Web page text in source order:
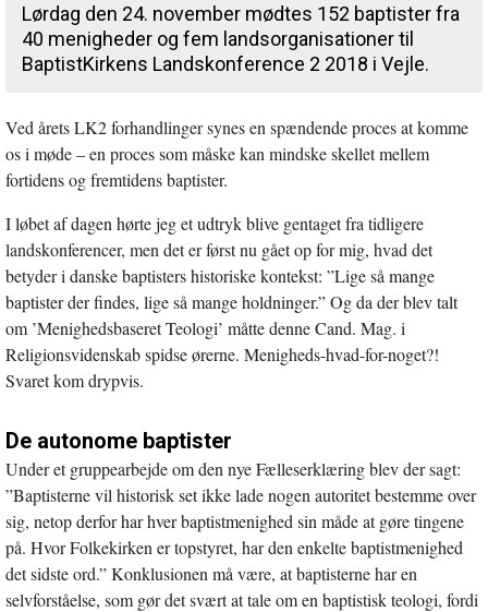
Lørdag den 24. november mødtes 152 baptister fra
40 menigheder og fem landsorganisationer til
BaptistKirkens Landskonference 2 2018 i Vejle.
Ved årets LK2 forhandlinger synes en spændende proces at komme
os i møde – en proces som måske kan mindske skellet mellem
fortidens og fremtidens baptister.
I løbet af dagen hørte jeg et udtryk blive gentaget fra tidligere
landskonferencer, men det er først nu gået op for mig, hvad det
betyder i danske baptisters historiske kontekst: ”Lige så mange
baptister der findes, lige så mange holdninger.” Og da der blev talt
om ’Menighedsbaseret Teologi’ måtte denne Cand. Mag. i
Religionsvidenskab spidse ørerne. Menigheds-hvad-for-noget?!
Svaret kom drypvis.
De autonome baptister
Under et gruppearbejde om den nye Fælleserklæring blev der sagt:
”Baptisterne vil historisk set ikke lade nogen autoritet bestemme over
sig, netop derfor har hver baptistmenighed sin måde at gøre tingene
på. Hvor Folkekirken er topstyret, har den enkelte baptistmenighed
det sidste ord.” Konklusionen må være, at baptisterne har en
selvforståelse, som gør det svært at tale om en baptistisk teologi, fordi